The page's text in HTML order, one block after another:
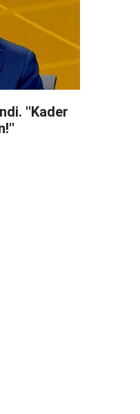
''Kader